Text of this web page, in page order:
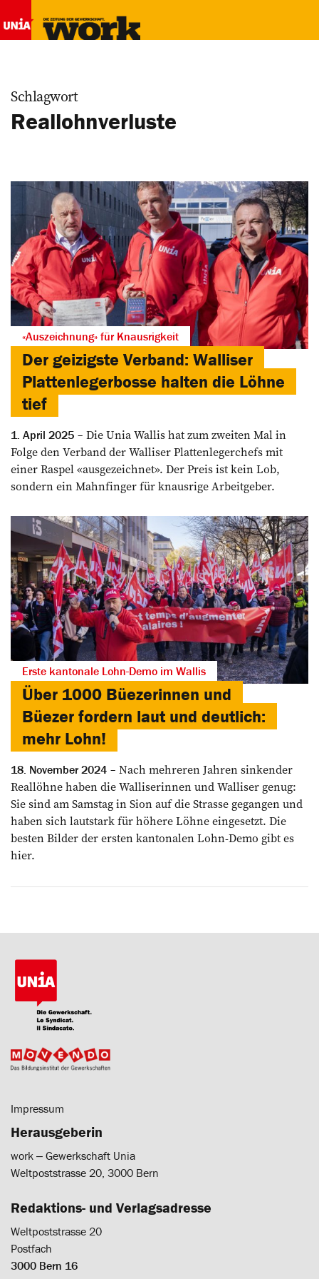
Schlagwort
Reallohnverluste
«Auszeichnung» für Knausrigkeit
Der geizigste Verband: Walliser
Plattenlegerbosse halten die Löhne
tief
1. April 2025
Die Unia Wallis hat zum zweiten Mal in
Folge den Verband der Walliser Plattenlegerchefs mit
einer Raspel «ausgezeichnet». Der Preis ist kein Lob,
sondern ein Mahnfinger für knausrige Arbeitgeber.
Erste kantonale Lohn-Demo im Wallis
Über 1000 Büezerinnen und
Büezer fordern laut und deutlich:
mehr Lohn!
18. November 2024
Nach mehreren Jahren sinkender
Reallöhne haben die Walliserinnen und Walliser genug:
Sie sind am Samstag in Sion auf die Strasse gegangen und
haben sich lautstark für höhere Löhne eingesetzt. Die
besten Bilder der ersten kantonalen Lohn-Demo gibt es
hier.
Impressum
Herausgeberin
work ‒ Gewerkschaft Unia
Weltpoststrasse 20, 3000 Bern
Redaktions- und Verlagsadresse
Weltpoststrasse 20
Postfach
3000 Bern 16